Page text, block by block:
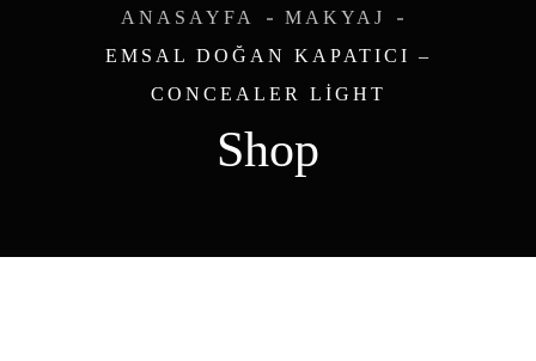
Shop
ANASAYFA
MAKYAJ
EMSAL DOĞAN KAPATICI –
CONCEALER LIGHT